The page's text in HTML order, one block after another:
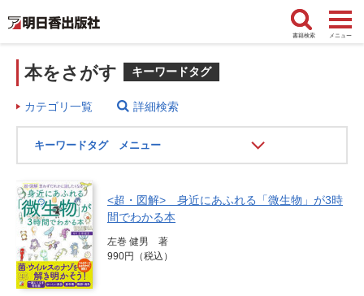
書籍検索 メニュー
本をさがす キーワードタグ
カテゴリ一覧 詳細検索
キーワードタグ メニュー
<超・図解> 身近にあふれる「微生物」が3時
間でわかる本
左巻 健男 著
990円（税込）